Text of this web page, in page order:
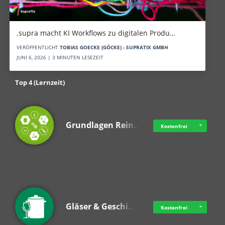
.supra macht KI Workflows zu digitalen Produ…
VERÖFFENTLICHT TOBIAS GOECKE (GÖCKE) - SUPRATIX GMBH
JUNI 6, 2026 | 3 MINUTEN LESEZEIT
Top 4 (Lernzeit)
Grundlagen Rein… Kostenfrei
Gläser & Geschi… Kostenfrei